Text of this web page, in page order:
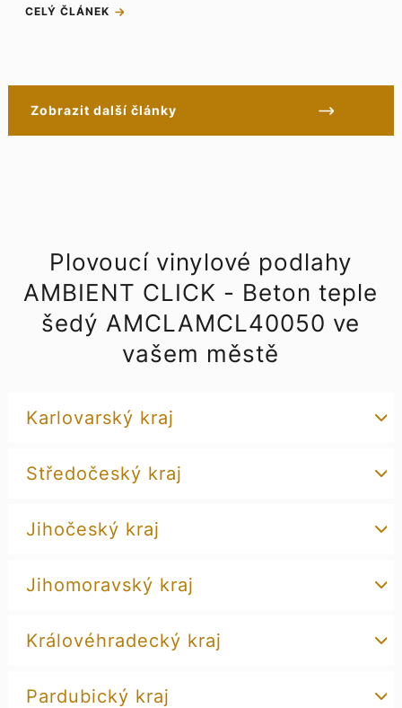
CELÝ ČLÁNEK
Zobrazit další články
Plovoucí vinylové podlahy
AMBIENT CLICK - Beton teple
šedý AMCLAMCL40050 ve
vašem městě
Karlovarský kraj
Středočeský kraj
Jihočeský kraj
Jihomoravský kraj
Královéhradecký kraj
Pardubický kraj